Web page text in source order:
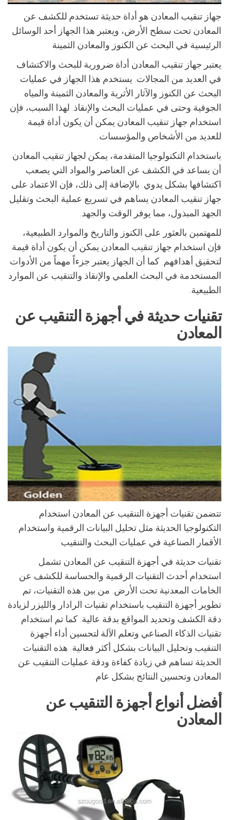
جهاز تنقيب المعادن هو أداة حديثة تستخدم للكشف عن
المعادن تحت سطح الأرض، ويعتبر هذا الجهاز أحد الوسائل
الرئيسية في البحث عن الكنوز والمعادن الثمينة
يعتبر جهاز تنقيب المعادن أداة ضرورية للبحث والاكتشاف
في العديد من المجالات. يستخدم هذا الجهاز في عمليات
البحث عن الكنوز والآثار الأثرية والمعادن الثمينة والمياه
الجوفية وحتى في عمليات البحث والإنقاذ. لهذا السبب، فإن
استخدام جهاز تنقيب المعادن يمكن أن يكون أداة قيمة
للعديد من الأشخاص والمؤسسات.
باستخدام التكنولوجيا المتقدمة، يمكن لجهاز تنقيب المعادن
أن يساعد في الكشف عن العناصر والمواد التي يصعب
اكتشافها بشكل يدوي. بالإضافة إلى ذلك، فإن الاعتماد على
جهاز تنقيب المعادن يساهم في تسريع عملية البحث وتقليل
الجهد المبذول، مما يوفر الوقت والجهد.
للمهتمين بالعثور على الكنوز والتاريخ والموارد الطبيعية،
فإن استخدام جهاز تنقيب المعادن يمكن أن يكون أداة قيمة
لتحقيق أهدافهم. كما أن الجهاز يعتبر جزءاً مهماً من الأدوات
المستخدمة في البحث العلمي والإنقاذ والتنقيب عن الموارد
الطبيعية.
تقنيات حديثة في أجهزة التنقيب عن
المعادن
تتضمن تقنيات أجهزة التنقيب عن المعادن استخدام
التكنولوجيا الحديثة مثل تحليل البيانات الرقمية واستخدام
الأقمار الصناعية في عمليات البحث والتنقيب
تقنيات حديثة في أجهزة التنقيب عن المعادن تشمل
استخدام أحدث التقنيات الرقمية والحساسة للكشف عن
الخامات المعدنية تحت الأرض. من بين هذه التقنيات، تم
تطوير أجهزة التنقيب باستخدام تقنيات الرادار والليزر لزيادة
دقة الكشف وتحديد المواقع بدقة عالية. كما تم استخدام
تقنيات الذكاء الصناعي وتعلم الآلة لتحسين أداء أجهزة
التنقيب وتحليل البيانات بشكل أكثر فعالية. هذه التقنيات
الحديثة تساهم في زيادة كفاءة ودقة عمليات التنقيب عن
المعادن وتحسين النتائج بشكل عام.
أفضل أنواع أجهزة التنقيب عن
المعادن